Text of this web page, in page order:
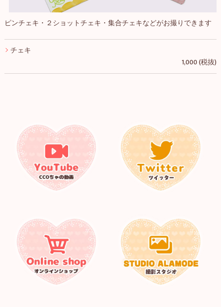
ピンチェキ・２ショットチェキ・集合チェキなどがお撮りできます
チェキ
1,000 (税抜)